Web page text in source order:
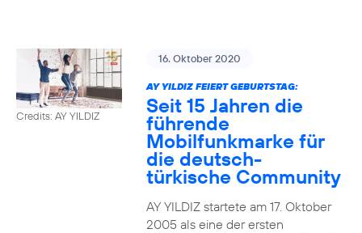
Credits: AY YILDIZ
16. Oktober 2020
AY YILDIZ FEIERT GEBURTSTAG:
Seit 15 Jahren die
führende
Mobilfunkmarke für
die deutsch-
türkische Community
AY YILDIZ startete am 17. Oktober
2005 als eine der ersten